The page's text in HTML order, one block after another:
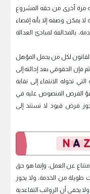
مرة أخرى من حقه المشروع
لا يمكن وصفه إلا بأنه إقصاء
بالمخالفة لمبادئ العدالة
القانون لكل من يحمل المؤهل
فإن الحقوقي بعد إحالته إلى
تخوله الانتماء إلى نقابة
الفرص المنصوص عليه في
يجوز فرض قيود لا تستند إلى
عن العمل، وإنما هو حق
من الخدمة، ولا يجوز
يخفى أن الرواتب التقاعدية